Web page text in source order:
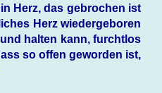
Herz, das gebrochen ist
Herz wiedergeboren
halten kann, furchtlos
so offen geworden ist,